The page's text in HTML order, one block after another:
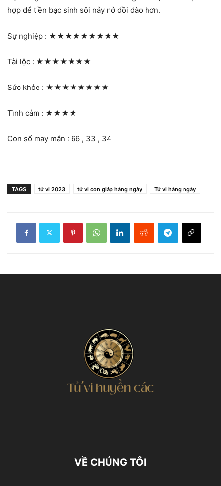
hợp để tiền bạc sinh sôi nảy nở dồi dào hơn.
Sự nghiệp : ★★★★★★★★★
Tài lộc : ★★★★★★★
Sức khỏe : ★★★★★★★★
Tình cảm : ★★★★
Con số may mắn : 66 , 33 , 34
TAGS tử vi 2023 tử vi con giáp hàng ngày Tử vi hàng ngày
VỀ CHÚNG TÔI